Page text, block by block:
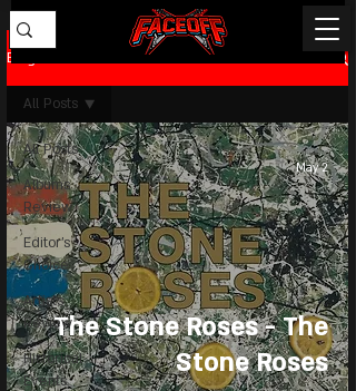
Blog
All Posts
Albums
Review
Editor's
Choice
Artists
Review
Historical
Events
All Posts
The Stone Roses - The
Stone Roses
May 2